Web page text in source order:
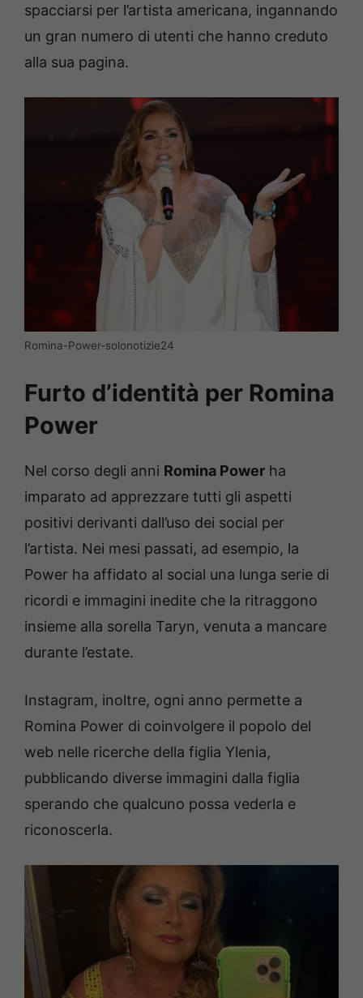
spacciarsi per l’artista americana, ingannando
un gran numero di utenti che hanno creduto
alla sua pagina.
Romina-Power-solonotizie24
Furto d’identità per Romina
Power
Nel corso degli anni Romina Power ha
imparato ad apprezzare tutti gli aspetti
positivi derivanti dall’uso dei social per
l’artista. Nei mesi passati, ad esempio, la
Power ha affidato al social una lunga serie di
ricordi e immagini inedite che la ritraggono
insieme alla sorella Taryn, venuta a mancare
durante l’estate.
Instagram, inoltre, ogni anno permette a
Romina Power di coinvolgere il popolo del
web nelle ricerche della figlia Ylenia,
pubblicando diverse immagini dalla figlia
sperando che qualcuno possa vederla e
riconoscerla.